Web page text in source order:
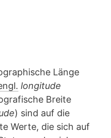
Länge
longitude
Breite
) sind auf die
Werte, die sich auf